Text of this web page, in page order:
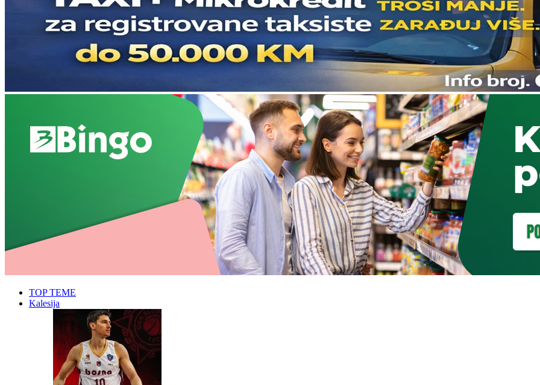
TOP TEME
Kalesija